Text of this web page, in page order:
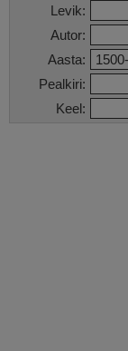
Levik:
Autor:
Aasta:
Pealkiri:
Keel: